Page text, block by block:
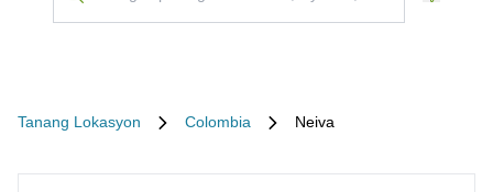
Tanang Lokasyon Colombia Neiva